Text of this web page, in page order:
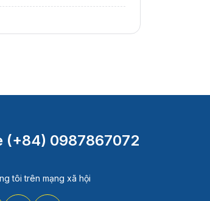
(+84) 0987867072
tôi trên mạng xã hội